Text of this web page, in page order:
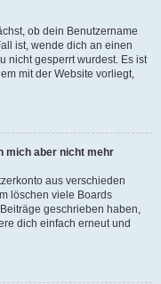
ob dein Benutzername
ist, wende dich an einen
nicht gesperrt wurdest. Es ist
mit der Website vorliegt,
mich aber nicht mehr
aus verschieden
löschen viele Boards
geschrieben haben,
dich einfach erneut und